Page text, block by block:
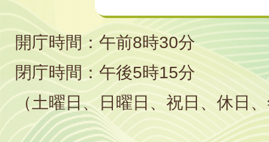
開庁時間：午前8時30分
閉庁時間：午後5時15分
（土曜日、日曜日、祝日、休日